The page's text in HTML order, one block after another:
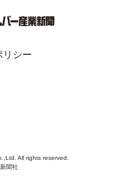
リシー
All rights reserved.
聞社